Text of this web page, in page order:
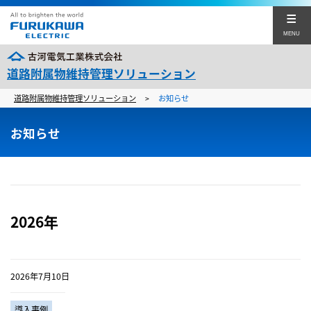
MENU
道路附属物維持管理ソリューション
みちてん®シリーズ
みちてん®シリーズ Top
みちてんスナップ®
みちてん®クルーズ
みちてんアシスト®
ソリューション
カタログダウンロード
道路附属物維持管理ソリューション > お知らせ
お知らせ
2026年
2026年7月10日